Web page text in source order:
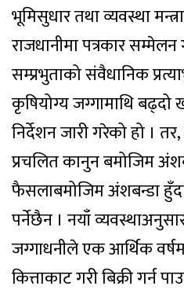
भूमिसुधार तथा व्यवस्था
राजधानीमा पत्रकार सम्मेलन
सम्प्रभुताको संवैधानिक
कृषियोग्य जग्गामाथि
निर्देशन जारी गरेको हो ।
प्रचलित कानुन बमोजिम
फैसलाबमोजिम अंशबन्डा हुँदा
पर्नेछैन । नयाँ
जग्गाधनीले एक आर्थिक
कित्ताकाट गरी बिक्री गर्न